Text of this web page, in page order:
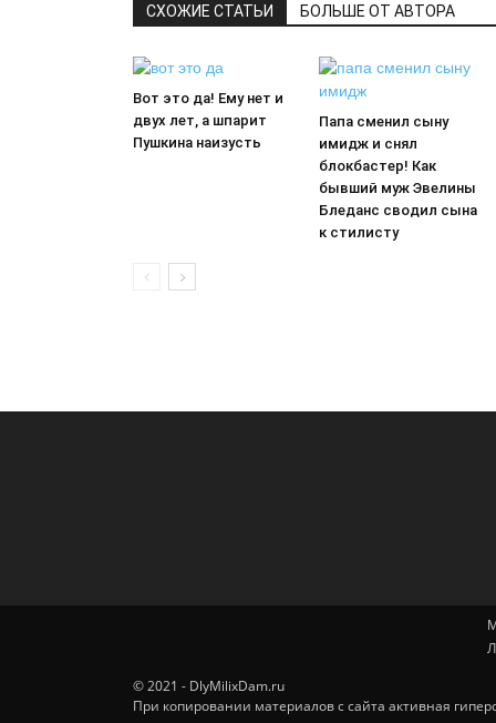
СХОЖИЕ СТАТЬИ БОЛЬШЕ ОТ АВТОРА
Вот это да! Ему нет и
двух лет, а шпарит
Пушкина наизусть
Папа сменил сыну
имидж и снял
блокбастер! Как
бывший муж Эвелины
Бледанс сводил сына
к стилисту
© 2021 - DlyMilixDam.ru
При копировании материалов с сайта активная